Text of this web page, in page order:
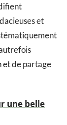
et
et de partage
une belle